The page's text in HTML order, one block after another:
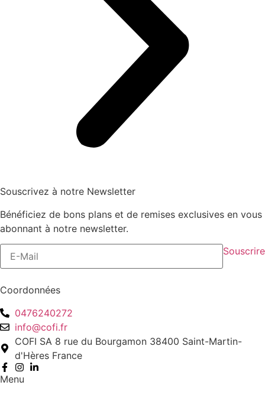
Souscrivez à notre Newsletter
Bénéficiez de bons plans et de remises exclusives en vous
abonnant à notre newsletter.
Souscrire
Coordonnées
0476240272
info@cofi.fr
COFI SA 8 rue du Bourgamon 38400 Saint-Martin-
d'Hères France
Menu